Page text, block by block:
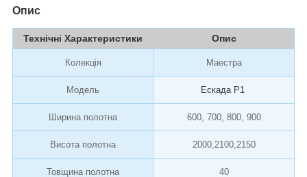
Опис
Технічні Характеристики Опис
Колекція Маестра
Модель Ескада Р1
Ширина полотна 600, 700, 800, 900
Висота полотна 2000,2100,2150
Товщина полотна 40